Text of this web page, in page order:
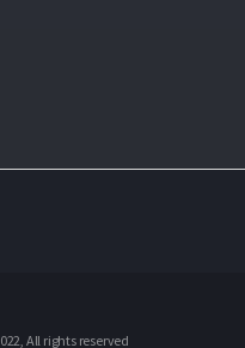
All rights reserved